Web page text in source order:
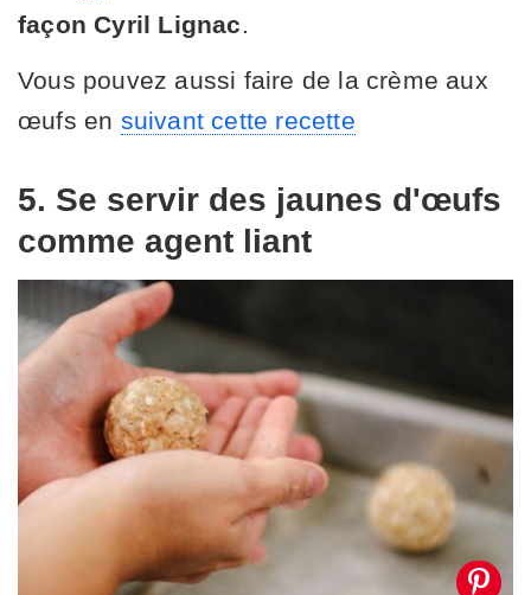
façon Cyril Lignac.
Vous pouvez aussi faire de la crème aux
œufs en suivant cette recette
5. Se servir des jaunes d'œufs
comme agent liant